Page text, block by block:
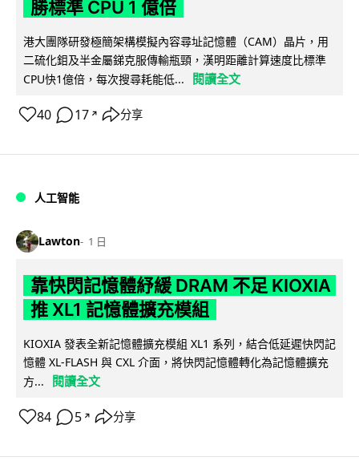
勝標準 CPU 1 億倍
港大團隊研發極簡架構模擬內容尋址記憶體（CAM）晶片，用
二硫化鉬及半金屬銻克服傳輸瓶頸，漢明距離計算速度比標準
CPU快1億倍，每次搜尋耗能低...
閱讀全文
40 17 ↗ 分享
人工智能
Lawton 1 日
靠快閃記憶體紓緩 DRAM 不足 KIOXIA
推 XL1 記憶體擴充模組
KIOXIA 發表全新記憶體擴充模組 XL1 系列，結合低延遲快閃記
憶體 XL-FLASH 與 CXL 介面，將快閃記憶體轉化為記憶體擴充
方...
閱讀全文
84 5 ↗ 分享